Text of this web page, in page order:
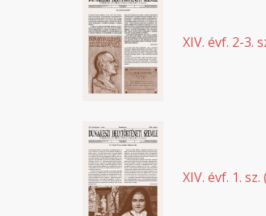
XIV. évf. 2-3.
XIV. évf. 1.